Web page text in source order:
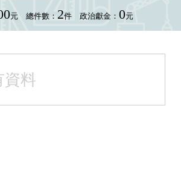
元 總件數： 2件 政治獻金： 0元
資料